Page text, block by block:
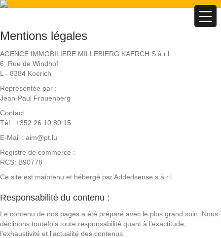
Mentions légales
AGENCE IMMOBILIERE MILLEBIERG KAERCH S.à r.l.
6, Rue de Windhof
L - 8384 Koerich
Représentée par :
Jean-Paul Frauenberg
Contact :
Tél : +352 26 10 80 15
E-Mail : aim@pt.lu
Registre de commerce :
RCS: B90778
Ce site est maintenu et hébergé par Addedsense s.à r.l.
Responsabilité du contenu :
Le contenu de nos pages a été préparé avec le plus grand soin. Nous
déclinons toutefois toute responsabilité quant à l'exactitude,
l'exhaustivité et l'actualité des contenus.